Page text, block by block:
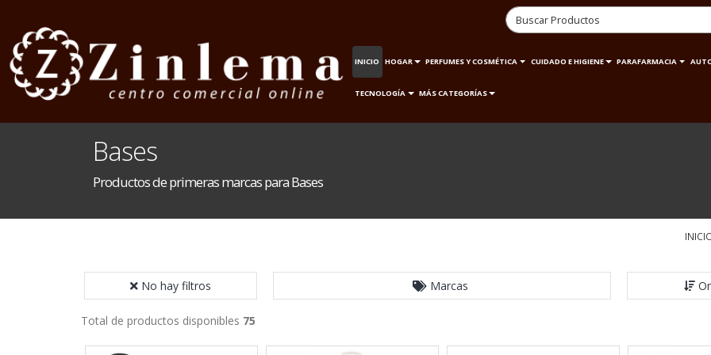
INICIO HOGAR PERFUMES Y COSMÉTICA CUIDADO E HIGIENE PARAFARMACIA
TECNOLOGÍA MÁS CATEGORÍAS
Bases
Productos de primeras marcas para Bases
No hay filtros Marcas
Total de productos disponibles 75